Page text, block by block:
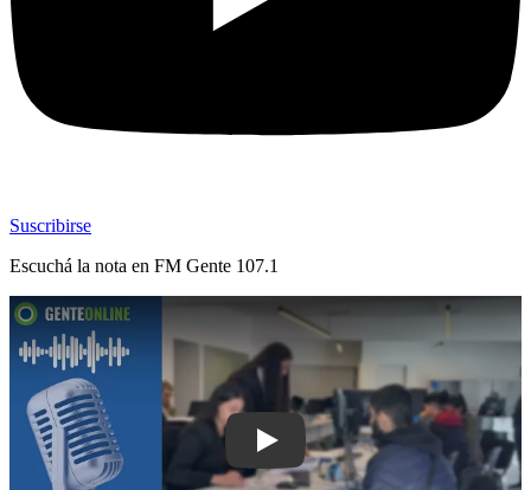
Suscribirse
Escuchá la nota en FM Gente 107.1
Play: Maldonado centralizó los